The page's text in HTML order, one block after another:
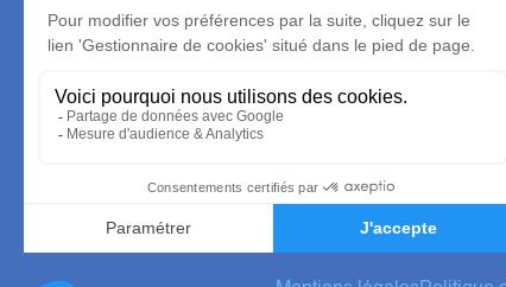
Pompes Funèbres Hervé
02 55 60 50 00
1 Rue Pierre Fontaine - 37330 - Couesmes
4.7/5 - 10 avis